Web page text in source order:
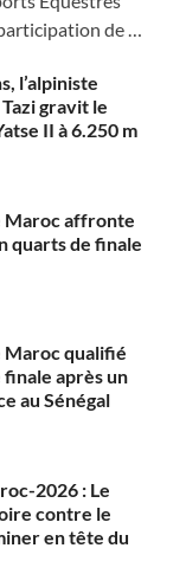
de …
l’alpiniste
gravit le
II à 6.250 m
Maroc affronte
quarts de finale
Maroc qualifié
après un
au Sénégal
2026 : Le
contre le
en tête du